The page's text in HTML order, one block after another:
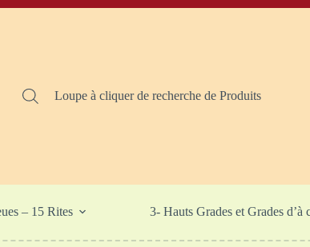
Loupe à cliquer de recherche de Produits
– 15 Rites 3- Hauts Grades et Grades d’à